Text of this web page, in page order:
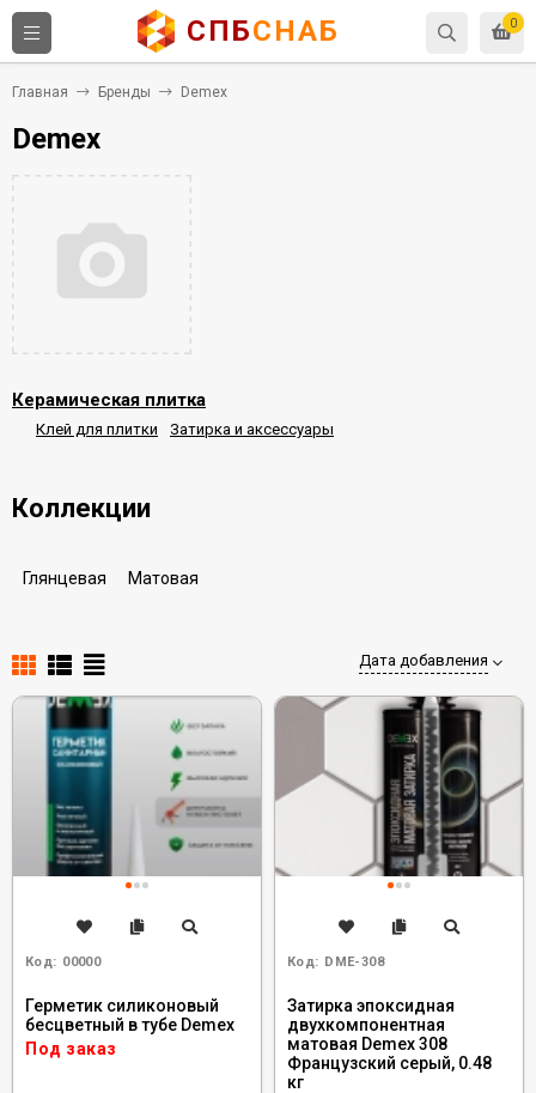
0
СПБСНАБ
Главная Бренды Demex
Demex
Керамическая плитка
Клей для плитки Затирка и аксессуары
Коллекции
Глянцевая Матовая
Дата добавления
Код: 00000
Герметик силиконовый
бесцветный в тубе Demex
Под заказ
Код: DME-308
Затирка эпоксидная
двухкомпонентная
матовая Demex 308
Французский серый, 0.48
кг